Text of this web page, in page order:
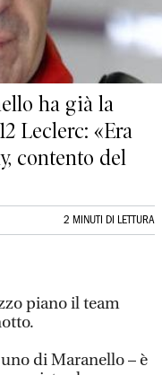
ha già la
Leclerc: «Era
contento del
2 MINUTI DI LETTURA
piano il team
di Maranello – è